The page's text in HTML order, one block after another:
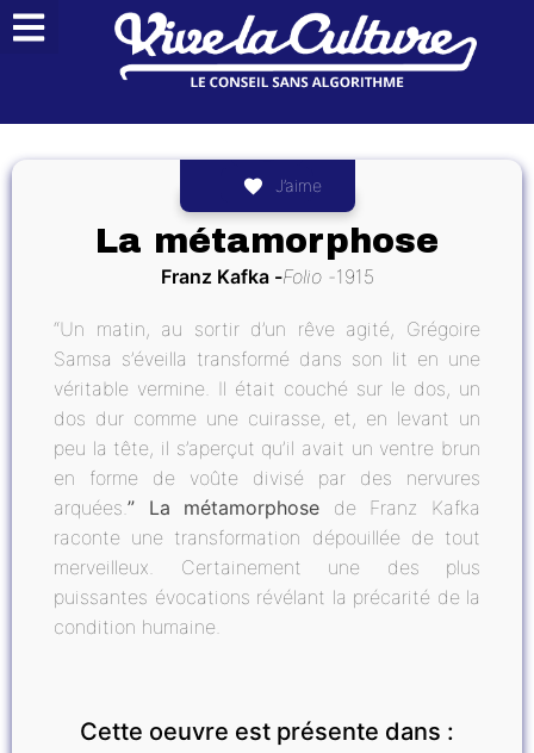
J’aime
La métamorphose
Franz Kafka Folio 1915
“Un matin, au sortir d’un rêve agité, Grégoire
Samsa s’éveilla transformé dans son lit en une
véritable vermine. Il était couché sur le dos, un
dos dur comme une cuirasse, et, en levant un
peu la tête, il s’aperçut qu’il avait un ventre brun
en forme de voûte divisé par des nervures
arquées.” La métamorphose de Franz Kafka
raconte une transformation dépouillée de tout
merveilleux. Certainement une des plus
puissantes évocations révélant la précarité de la
condition humaine.
Cette oeuvre est présente dans :